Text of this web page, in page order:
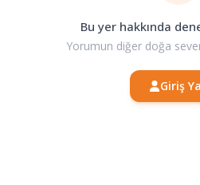
Bu yer hakkında
Yorumun diğer doğa
Giriş